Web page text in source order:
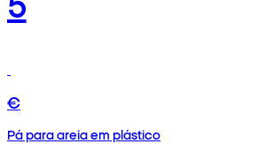
€
Pá para areia em plástico